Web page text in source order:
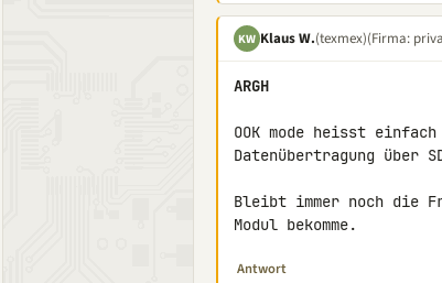
KW Klaus W.(texmex)(Firma:
ARGH
OOK mode heisst
Datenübertragung über
Bleibt immer noch die
Modul bekomme.
Antwort